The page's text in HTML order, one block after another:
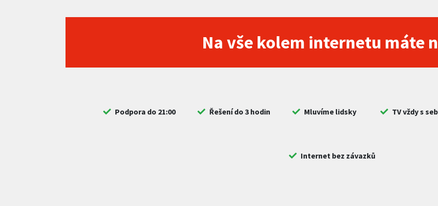
Na vše kolem internetu máte
Podpora do 21:00 Řešení do 3 hodin Mluvíme lidsky TV vždy s
Internet bez závazků